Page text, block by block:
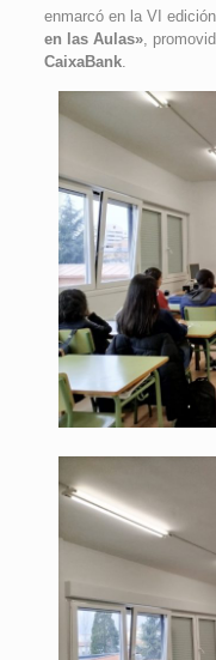
enmarcó en la VI
en las Aulas»,
CaixaBank.